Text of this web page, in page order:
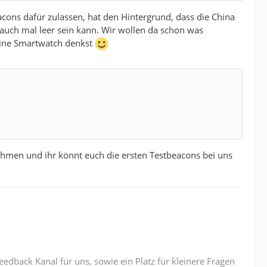
dafür zulassen, hat den Hintergrund, dass die China
mal leer sein kann. Wir wollen da schon was
Smartwatch denkst
und ihr könnt euch die ersten Testbeacons bei uns
Kanal für uns, sowie ein Platz für kleinere Fragen